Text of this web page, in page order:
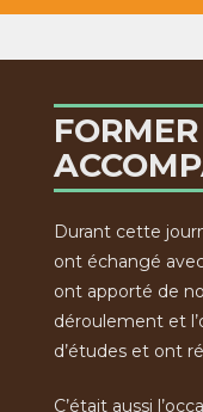
Durant cette
ont échangé
ont apporté de
déroulement et
d’études et ont
C’était aussi